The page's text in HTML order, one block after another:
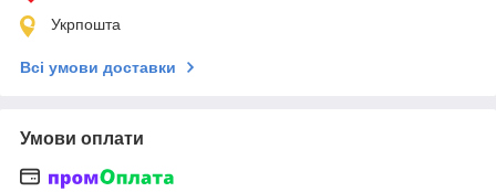
Укрпошта
Всі умови доставки
Умови оплати